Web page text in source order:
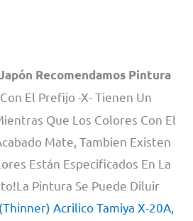
Recomendamos Pintura
El Prefijo -X- Tienen Un
Que Los Colores Con El
Mate, Tambien Existen
Están Especificados En La
Pintura Se Puede Diluir
Acrilico Tamiya X-20A,